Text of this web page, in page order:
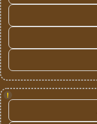
!